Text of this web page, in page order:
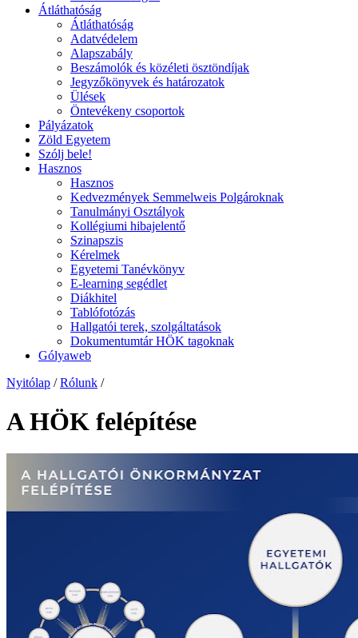
Átláthatóság
Átláthatóság
Adatvédelem
Alapszabály
Beszámolók és közéleti ösztöndíjak
Jegyzőkönyvek és határozatok
Ülések
Öntevékeny csoportok
Pályázatok
Zöld Egyetem
Szólj bele!
Hasznos
Hasznos
Kedvezmények Semmelweis Polgároknak
Tanulmányi Osztályok
Kollégiumi hibajelentő
Szinapszis
Kérelmek
Egyetemi Tanévkönyv
E-learning segédlet
Diákhitel
Tablófotózás
Hallgatói terek, szolgáltatások
Dokumentumtár HÖK tagoknak
Gólyaweb
Nyitólap / Rólunk /
A HÖK felépítése